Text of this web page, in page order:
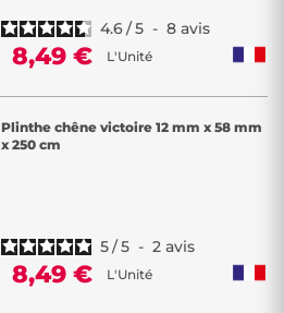
4.6/5 - 8 avis
8,49 € L'Unité
Plinthe chêne victoire 12 mm x 58 mm
x 250 cm
5/5 - 2 avis
8,49 € L'Unité